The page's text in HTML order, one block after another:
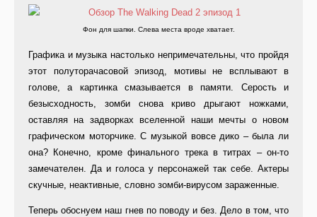
Фон для шапки. Слева места вроде хватает.
Графика и музыка настолько непримечательны, что пройдя
этот полуторачасовой эпизод, мотивы не всплывают в
голове, а картинка смазывается в памяти. Серость и
безысходность, зомби снова криво дрыгают ножками,
оставляя на задворках вселенной наши мечты о новом
графическом моторчике. С музыкой вовсе дико – была ли
она? Конечно, кроме финального трека в титрах – он-то
замечателен. Да и голоса у персонажей так себе. Актеры
скучные, неактивные, словно зомби-вирусом зараженные.
Теперь обоснуем наш гнев по поводу и без. Дело в том, что